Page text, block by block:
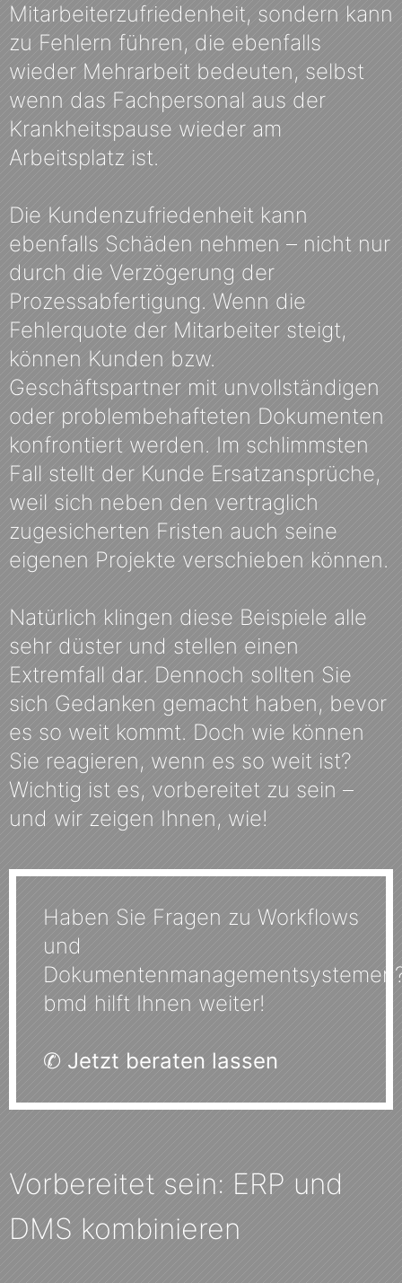
Mitarbeiterzufriedenheit, sondern kann
zu Fehlern führen, die ebenfalls
wieder Mehrarbeit bedeuten, selbst
wenn das Fachpersonal aus der
Krankheitspause wieder am
Arbeitsplatz ist.
Die Kundenzufriedenheit kann
ebenfalls Schäden nehmen – nicht nur
durch die Verzögerung der
Prozessabfertigung. Wenn die
Fehlerquote der Mitarbeiter steigt,
können Kunden bzw.
Geschäftspartner mit unvollständigen
oder problembehafteten Dokumenten
konfrontiert werden. Im schlimmsten
Fall stellt der Kunde Ersatzansprüche,
weil sich neben den vertraglich
zugesicherten Fristen auch seine
eigenen Projekte verschieben können.
Natürlich klingen diese Beispiele alle
sehr düster und stellen einen
Extremfall dar. Dennoch sollten Sie
sich Gedanken gemacht haben, bevor
es so weit kommt. Doch wie können
Sie reagieren, wenn es so weit ist?
Wichtig ist es, vorbereitet zu sein –
und wir zeigen Ihnen, wie!
Haben Sie Fragen zu Workflows
und
bmd hilft Ihnen weiter!
✆ Jetzt beraten lassen
Vorbereitet sein: ERP und
DMS kombinieren